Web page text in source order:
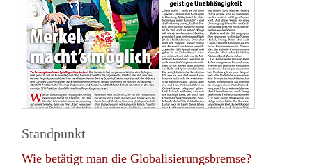
Standpunkt
Wie betätigt man die Globalisierungsbremse?